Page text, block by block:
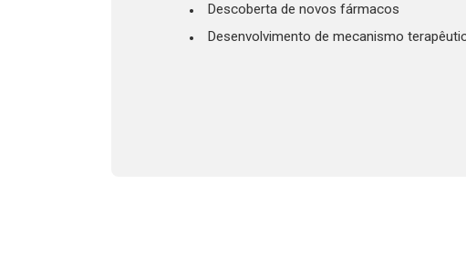
Descoberta de novos fármacos
Desenvolvimento de mecanismo